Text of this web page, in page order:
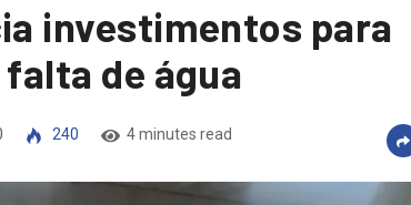
investimentos para
de água
240 4 minutes read